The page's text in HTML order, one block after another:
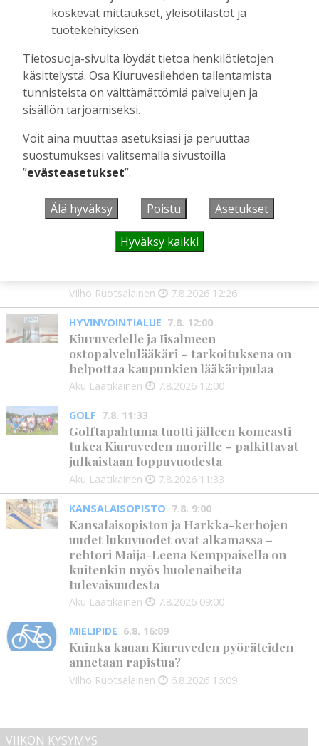
ohjelmaa
Tilaajille
Aku Laatikainen 29.7.2026 08:00
Äiti ja tytär kirjoittavat sodasta ja
siirtolaisuudesta – kirjojen päähenkilöt ja
toinen kirjoittaja ovat kotoisin
Tilaajille
Aku Laatikainen 22.7.2026 11:00
UUSIMMAT
Vilho Ruotsalainen 7.8.2026 12:26
HYVINVOINTIALUE 7.8. 12:00
Kiuruvedelle ja Iisalmeen
ostopalvelulääkäri – tarkoituksena on
helpottaa kaupunkien lääkäripulaa
Aku Laatikainen 7.8.2026 12:00
GOLF 7.8. 11:33
Golftapahtuma tuotti jälleen komeasti
tukea Kiuruveden nuorille – palkittavat
julkaistaan loppuvuodesta
Aku Laatikainen 7.8.2026 11:33
KANSALAISOPISTO 7.8. 9:00
Kansalaisopiston ja Harkka-kerhojen
uudet lukuvuodet ovat alkamassa –
rehtori Maija-Leena Kemppaisella on
kuitenkin myös huolenaiheita
tulevaisuudesta
Aku Laatikainen 7.8.2026 09:00
MIELIPIDE 6.8. 16:09
Kuinka kauan Kiuruveden pyöräteiden
annetaan rapistua?
Vilho Ruotsalainen 6.8.2026 16:09
VIIKON KYSYMYS
koskevat mittaukset, yleisötilastot ja
tuotekehityksen.
Tietosuoja-sivulta löydät tietoa henkilötietojen
käsittelystä. Osa Kiuruvesilehden tallentamista
tunnisteista on välttämättömiä palvelujen ja
sisällön tarjoamiseksi.
Voit aina muuttaa asetuksiasi ja peruuttaa
suostumuksesi valitsemalla sivustoilla
”evästeasetukset”.
Älä hyväksy Poistu Asetukset
Hyväksy kaikki